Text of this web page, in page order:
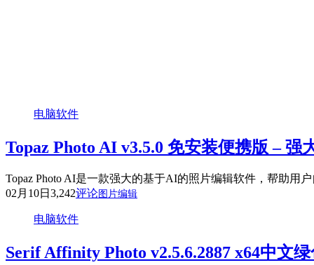
电脑软件
Topaz Photo AI v3.5.0 免安装便携版 – 强
Topaz Photo AI是一款强大的基于AI的照片编辑软件，帮助用
02月10日 3,242评论图片编辑
电脑软件
Serif Affinity Photo v2.5.6.2887 x64中文